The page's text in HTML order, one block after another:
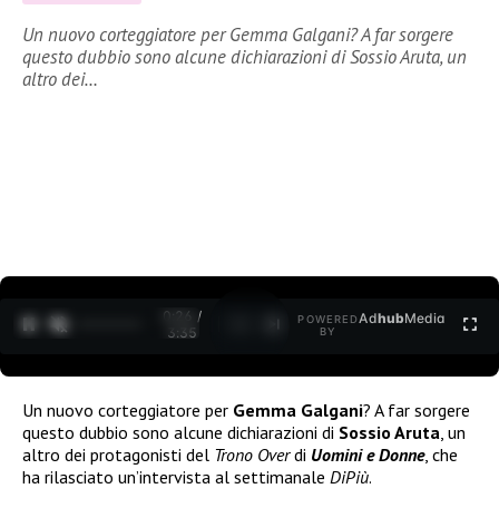
Un nuovo corteggiatore per Gemma Galgani? A far sorgere
questo dubbio sono alcune dichiarazioni di Sossio Aruta, un
altro dei…
0:27 /
3:35
POWERED
BY
AdhubMedia
Un nuovo corteggiatore per Gemma Galgani? A far sorgere
questo dubbio sono alcune dichiarazioni di Sossio Aruta , un
altro dei protagonisti del Trono Overdi Uomini e Donne, che
ha rilasciato un’intervista al settimanale DiPiù.